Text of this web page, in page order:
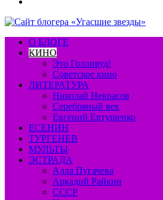
О БЛОГЕ
КИНО
Это Голливуд!
Советское кино
ЛИТЕРАТУРА
Николай Некрасов
Серебряный век
Евгений Евтушенко
ЕСЕНИН
ТУРГЕНЕВ
МУЛЬТЫ
ЭСТРАДА
Алла Пугачева
Аркадий Райкин
СССР